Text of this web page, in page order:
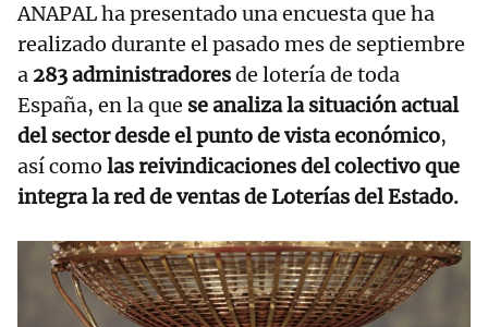
ANAPAL ha presentado una encuesta que ha
realizado durante el pasado mes de septiembre
a 283 administradoresde lotería de toda
España, en la que se analiza la situación actual
del sector desde el punto de vista económico,
así como las reivindicaciones del colectivo que
integra la red de ventas de Loterías del Estado.